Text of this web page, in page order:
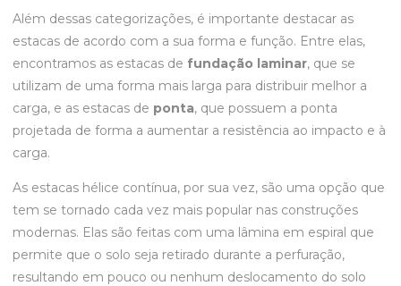
Além dessas categorizações, é importante destacar as
estacas de acordo com a sua forma e função. Entre elas,
encontramos as estacas de fundação laminar, que se
utilizam de uma forma mais larga para distribuir melhor a
carga, e as estacas de ponta, que possuem a ponta
projetada de forma a aumentar a resistência ao impacto e à
carga.
As estacas hélice contínua, por sua vez, são uma opção que
tem se tornado cada vez mais popular nas construções
modernas. Elas são feitas com uma lâmina em espiral que
permite que o solo seja retirado durante a perfuração,
resultando em pouco ou nenhum deslocamento do solo